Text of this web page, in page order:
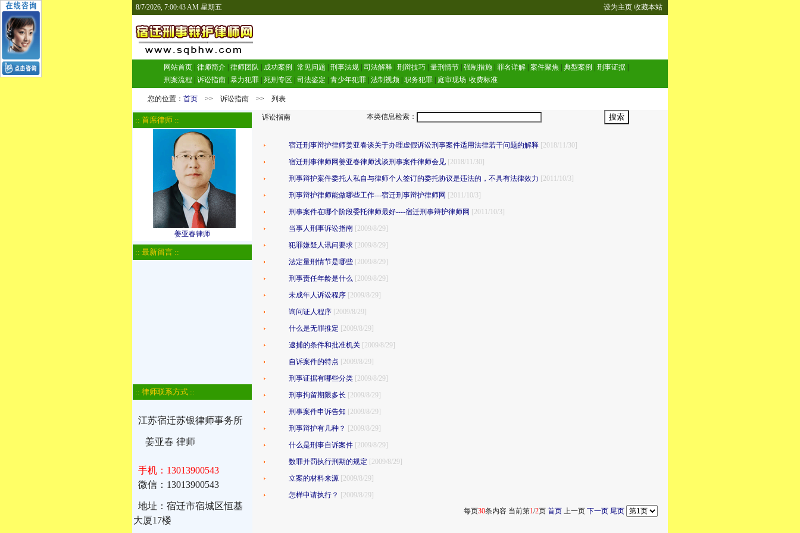
8/7/2026, 7:00:44 AM 星期五 设为主页 收藏本站
网站首页 律师简介 律师团队 成功案例 常见问题 刑事法规 司法解释 刑辩技巧 量刑情节 强制措施 罪名详解 案件聚焦 典型案例 刑事证据
刑案流程
诉讼指南 暴力犯罪 死刑专区 司法鉴定 青少年犯罪 法制视频 职务犯罪| 庭审现场| 收费标准
您的位置： 首页 >> 诉讼指南 >> 列表
:: 首席律师 ::
姜亚春律师
:: 最新留言 ::
:: 律师联系方式 ::
江苏宿迁苏银律师事务所
姜亚春 律师
手机：13013900543
微信：13013900543
地址：宿迁市宿城区恒基
大厦17楼
诉讼指南 本类信息检索：
宿迁刑事辩护律师姜亚春谈关于办理虚假诉讼刑事案件适用法律若干问题的解释 [2018/11/30]
宿迁刑事律师网姜亚春律师浅谈刑事案件律师会见 [2018/11/30]
刑事辩护案件委托人私自与律师个人签订的委托协议是违法的，不具有法律效力 [2011/10/3]
刑事辩护律师能做哪些工作---宿迁刑事辩护律师网 [2011/10/3]
刑事案件在哪个阶段委托律师最好----宿迁刑事辩护律师网 [2011/10/3]
当事人刑事诉讼指南 [2009/8/29]
犯罪嫌疑人讯问要求 [2009/8/29]
法定量刑情节是哪些 [2009/8/29]
刑事责任年龄是什么 [2009/8/29]
未成年人诉讼程序 [2009/8/29]
询问证人程序 [2009/8/29]
什么是无罪推定 [2009/8/29]
逮捕的条件和批准机关 [2009/8/29]
自诉案件的特点 [2009/8/29]
刑事证据有哪些分类 [2009/8/29]
刑事拘留期限多长 [2009/8/29]
刑事案件申诉告知 [2009/8/29]
刑事辩护有几种？ [2009/8/29]
什么是刑事自诉案件 [2009/8/29]
数罪并罚执行刑期的规定 [2009/8/29]
立案的材料来源 [2009/8/29]
怎样申请执行？ [2009/8/29]
每页30条内容 当前第1/2页 首页上一页 下一页 尾页